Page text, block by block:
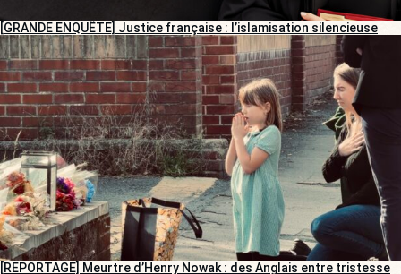
[GRANDE ENQUÊTE] Justice française : l’islamisation silencieuse
[REPORTAGE] Meurtre d’Henry Nowak : des Anglais entre tristesse